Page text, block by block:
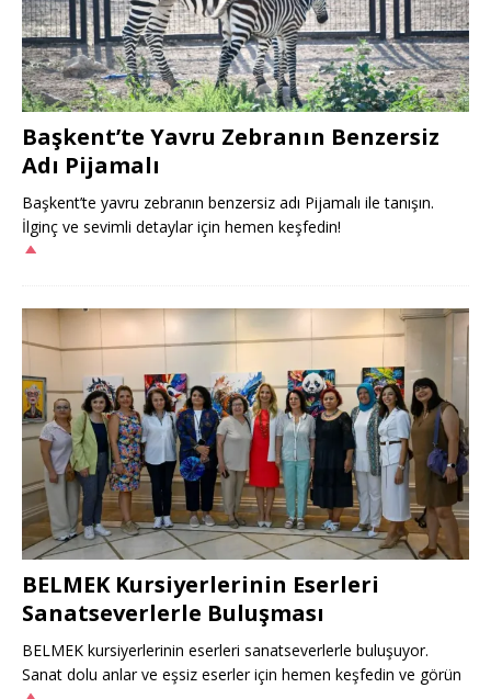
Başkent’te Yavru Zebranın Benzersiz
Adı Pijamalı
Başkent’te yavru zebranın benzersiz adı Pijamalı ile tanışın.
İlginç ve sevimli detaylar için hemen keşfedin!
BELMEK Kursiyerlerinin Eserleri
Sanatseverlerle Buluşması
BELMEK kursiyerlerinin eserleri sanatseverlerle buluşuyor.
Sanat dolu anlar ve eşsiz eserler için hemen keşfedin ve görün